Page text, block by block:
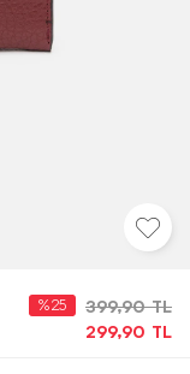
399,90TL
299,90 TL
%25